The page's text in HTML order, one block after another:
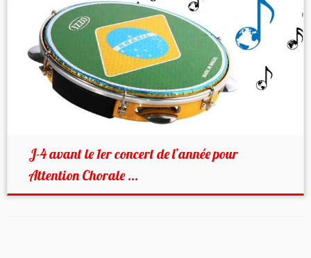
J-4 avant le 1er concert de l’année pour
Attention Chorale ...